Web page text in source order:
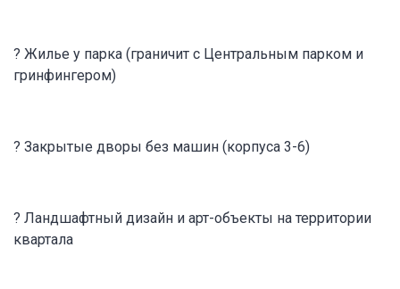
? Жилье у парка (граничит с Центральным парком и
гринфингером)
? Закрытые дворы без машин (корпуса 3-6)
? Ландшафтный дизайн и арт-объекты на территории
квартала